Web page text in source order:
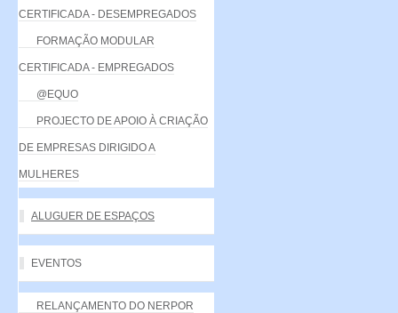
CERTIFICADA - DESEMPREGADOS
FORMAÇÃO MODULAR
CERTIFICADA - EMPREGADOS
@EQUO
PROJECTO DE APOIO À CRIAÇÃO
DE EMPRESAS DIRIGIDO A
MULHERES
ALUGUER DE ESPAÇOS
EVENTOS
RELANÇAMENTO DO NERPOR